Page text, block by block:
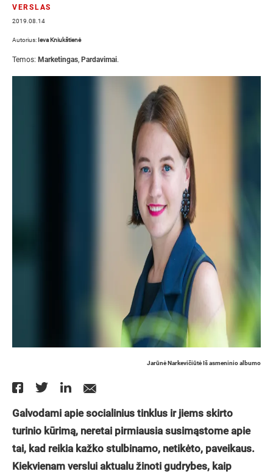
VERSLAS
2019.08.14
Autorius: Ieva Kniukštienė
Temos: Marketingas, Pardavimai.
Jarūnė Narkevičiūtė Iš asmeninio albumo
Galvodami apie socialinius tinklus ir jiems skirto
turinio kūrimą, neretai pirmiausia susimąstome apie
tai, kad reikia kažko stulbinamo, netikėto, paveikaus.
Kiekvienam verslui aktualu žinoti gudrybes, kaip